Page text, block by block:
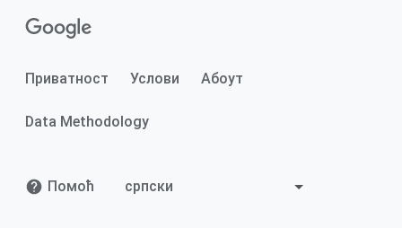
Приватност Услови Абоут
Data Methodology
Помоћ